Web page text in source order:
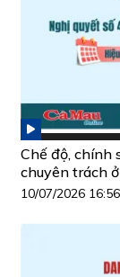
Chế độ, chính
chuyên trách
10/07/2026 16:56